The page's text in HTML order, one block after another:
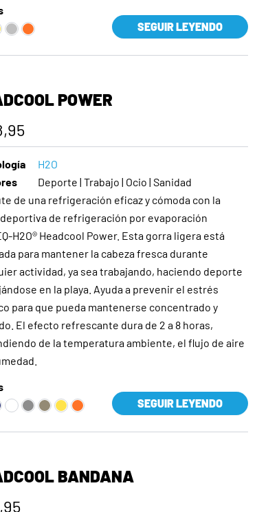
SEGUIR LEYENDO
POWER
H2O
Deporte | Trabajo | Ocio | Sanidad
de una refrigeración eficaz y cómoda con la
de refrigeración por evaporación
H2O® Headcool Power. Esta gorra ligera está
para mantener la cabeza fresca durante
actividad, ya sea trabajando, haciendo deporte
en la playa. Ayuda a prevenir el estrés
para que pueda mantenerse concentrado y
El efecto refrescante dura de 2 a 8 horas,
de la temperatura ambiente, el flujo de aire
SEGUIR LEYENDO
BANDANA